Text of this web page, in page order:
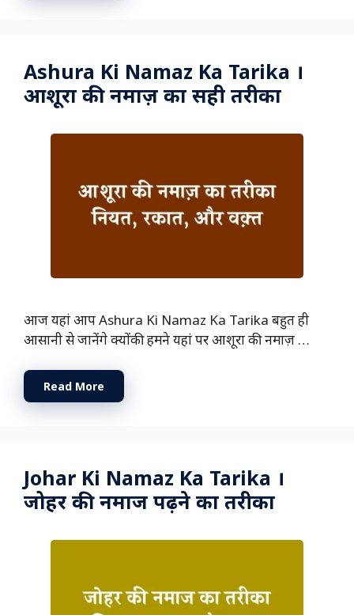
Ashura Ki Namaz Ka Tarika ।
आशूरा की नमाज़ का सही तरीका
आज यहां आप Ashura Ki Namaz Ka Tarika बहुत ही
आसानी से जानेंगे क्योंकी हमने यहां पर आशूरा की नमाज़ …
Read More
Johar Ki Namaz Ka Tarika ।
जोहर की नमाज पढ़ने का तरीका